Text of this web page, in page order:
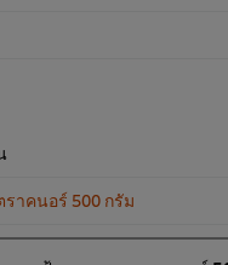
าคนอร์ 500 กรัม